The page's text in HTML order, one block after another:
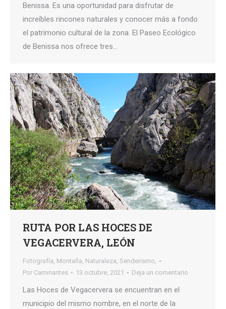
Benissa. Es una oportunidad para disfrutar de
increíbles rincones naturales y conocer más a fondo
el patrimonio cultural de la zona. El Paseo Ecológico
de Benissa nos ofrece tres…
RUTA POR LAS HOCES DE
VEGACERVERA, LEÓN
Fotografía, Montaña, Naturaleza, Senderismo,
Por Caminantes 13 octubre, 2021 Deja un comentario
Las Hoces de Vegacervera se encuentran en el
municipio del mismo nombre, en el norte de la